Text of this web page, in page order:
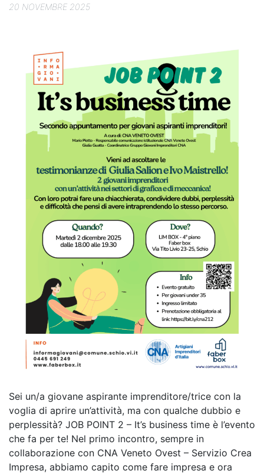
20 NOVEMBRE 2025
Sei un/a giovane aspirante imprenditore/trice con la
voglia di aprire un’attività, ma con qualche dubbio e
perplessità? JOB POINT 2 – It’s business time è l’evento
che fa per te! Nel primo incontro, sempre in
collaborazione con CNA Veneto Ovest – Servizio Crea
Impresa, abbiamo capito come fare impresa e ora